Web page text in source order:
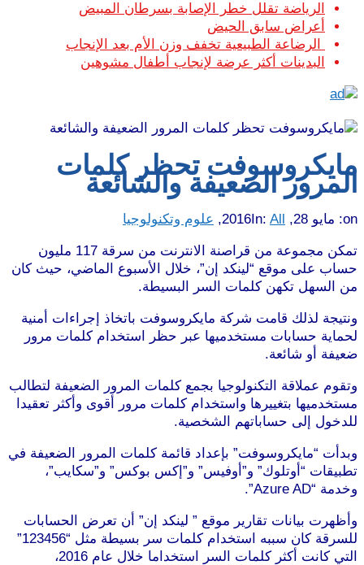
الرياضة تقلل خطر الإصابة بسرطان المبيض
أعراض سابق الحيض
الرضاعة الطبيعية تخفف وزن الأم بعد الإنجاب
البدينات أكثر عرضة لإنجاب أطفال مشوهين
مايكروسوفت تحظر كلمات
المرور الضعيفة والشائعة
on: مايو 28, 2016 In: All
, علوم وتكنولوجيا
تمكن مجموعة من قراصنة الانترنت من سرقة 117 مليون
حساب على موقع “لينكد إن”، خلال الأسبوع الماضي، حيث كان
من السهل تكهن كلمات السر البسيطة.
ونتيجة لذلك قامت شركة مايكروسوفت باتخاذ إجراءات أمنية
لحماية حسابات مستخدميها عبر حظر استخدام كلمات مرور
ضعيفة أو شائعة.
وتقوم عملاقة التكنولوجيا بجمع كلمات المرور الضعيفة لتطالب
مستخدميها بتغييرها واستخدام كلمات مرور أقوى وأكثر تعقيدا
للدخول إلى حساباتهم الشخصية.
وبدأت “مايكروسوفت” بإعداد قائمة كلمات المرور الضعيفة في
تطبيقات “أوتلوك” و”أوفيس” و”إكس بوكس” و”سكايب”،
وخدمة “Azure AD”.
وأظهرت بيانات تقارير موقع ” لينكد إن” أن تعرض الحسابات
للسرقة كان سببه استخدام كلمات سر بسيطة مثل “123456”
التي كانت أكثر كلمات السر استخداما خلال عام 2016،